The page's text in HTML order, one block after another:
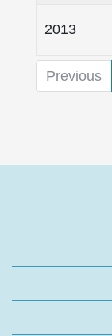
2013
Previous